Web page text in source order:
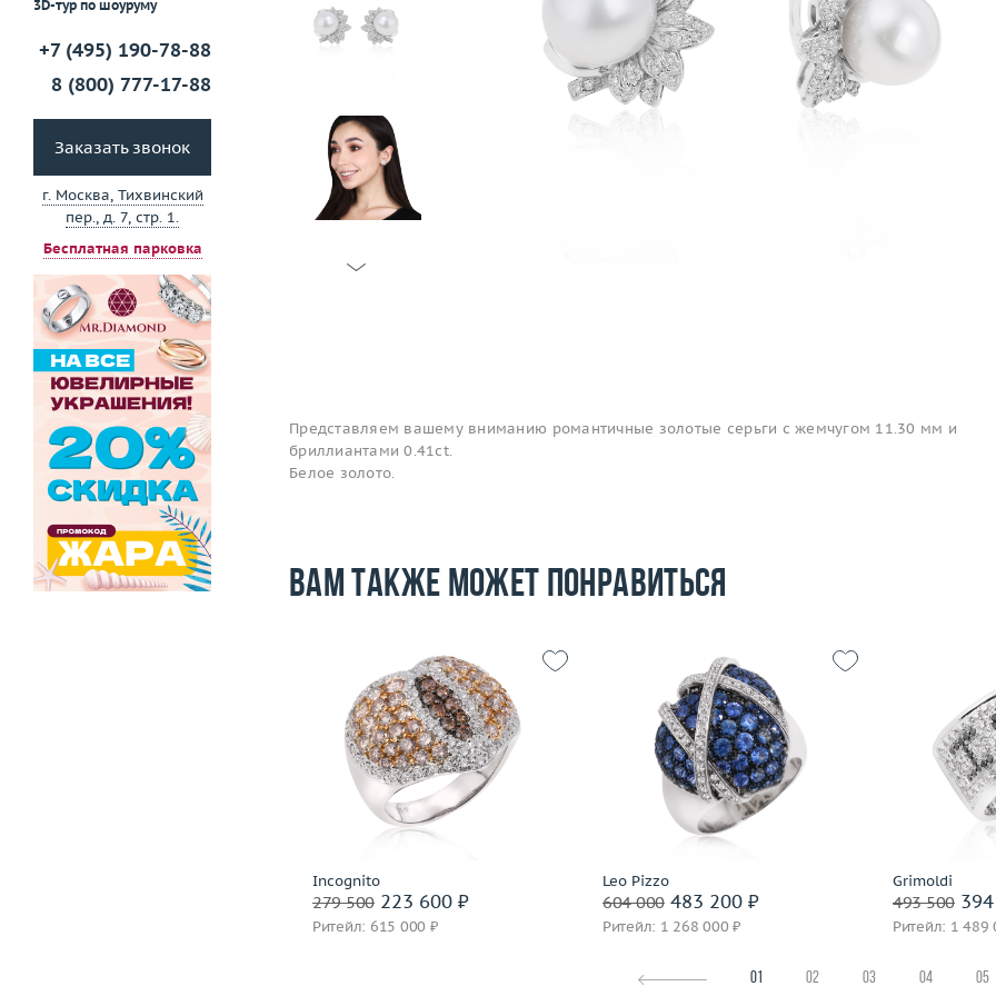
3D-тур по шоуруму
+7 (495) 190-78-88
8 (800) 777-17-88
Заказать звонок
г. Москва, Тихвинский
пер., д. 7, стр. 1.
Бесплатная парковка
Представляем вашему вниманию романтичные золотые серьги с жемчугом 11.30 мм и
бриллиантами 0.41ct.
Белое золото.
Вам также может понравиться
Incognito
279 500223 600 ₽
Ритейл: 615 000 ₽
Размер
Вес (г)
9.42
Материал
золото 585 пробы
Подробнее
Leo Pizzo
604 000483 200 ₽
Ритейл: 1 268 000 ₽
Размер
20.93
Материал
золото 750 пробы
Подробнее
Grimoldi
493 500394
Ритейл: 1 489
Размер
Вес (г)
Материал
01 02 03 04 05